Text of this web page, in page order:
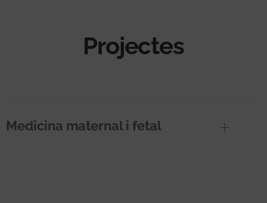
Projectes
Medicina maternal i fetal